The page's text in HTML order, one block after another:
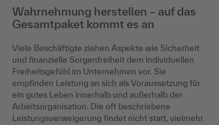
Wahrnehmung herstellen – auf das
Gesamtpaket kommt es an
Viele Beschäftigte ziehen Aspekte wie Sicherheit
und finanzielle Sorgenfreiheit dem individuellen
Freiheitsgefühl im Unternehmen vor. Sie
empfinden Leistung an sich als Voraussetzung für
ein gutes Leben innerhalb und außerhalb der
Arbeitsorganisation. Die oft beschriebene
Leistungsverweigerung findet nicht statt, vielmehr